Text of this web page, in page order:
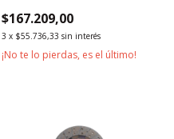
3500KG
$167.209,00
3 x $55.736,33 sin interés
¡No te lo pierdas, es el último!